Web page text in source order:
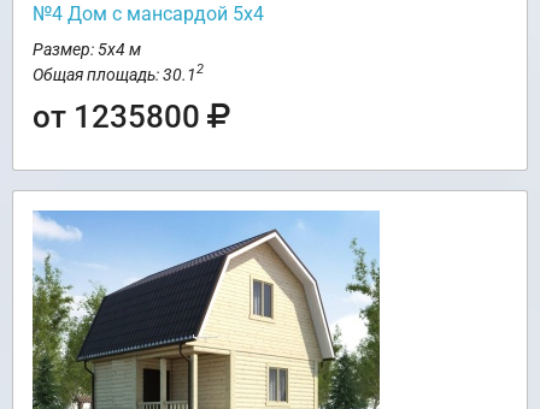
№4 Дом с мансардой 5х4
Размер: 5х4 м
Общая площадь: 30.12
от 1235800